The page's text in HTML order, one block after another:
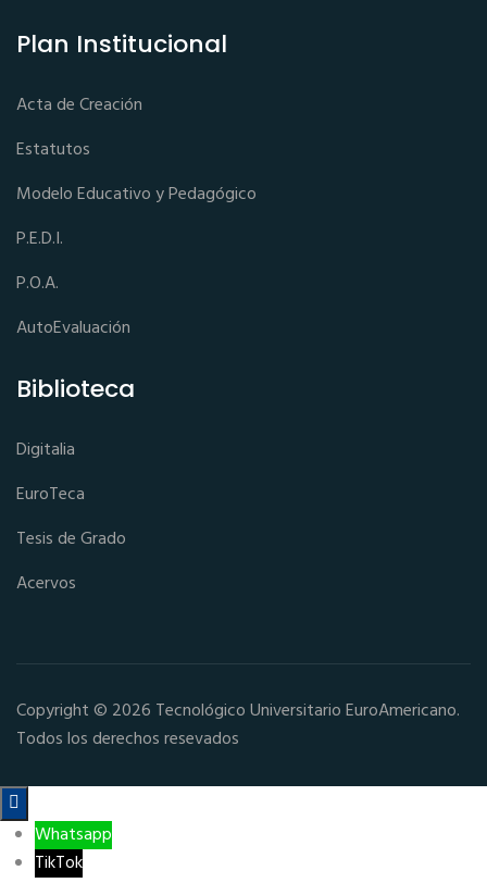
Plan Institucional
Acta de Creación
Estatutos
Modelo Educativo y Pedagógico
P.E.D.I.
P.O.A.
AutoEvaluación
Biblioteca
Digitalia
EuroTeca
Tesis de Grado
Acervos
Copyright © 2026 Tecnológico Universitario EuroAmericano.
Todos los derechos resevados

Whatsapp
TikTok